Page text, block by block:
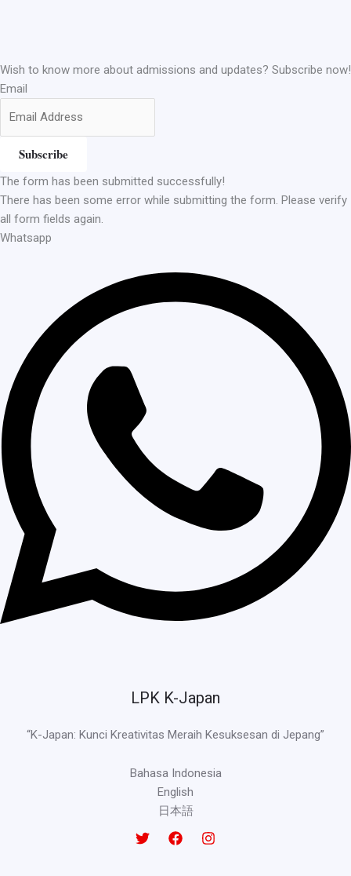
Wish to know more about admissions and updates? Subscribe now!
Email
Subscribe
The form has been submitted successfully!
There has been some error while submitting the form. Please verify
all form fields again.
Whatsapp
LPK K-Japan
“K-Japan: Kunci Kreativitas Meraih Kesuksesan di Jepang”
Bahasa Indonesia
English
日本語